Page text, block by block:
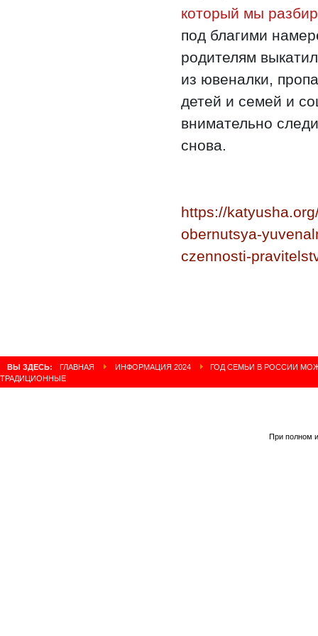
который мы
под благими
родителям
из ювеналки,
детей и семей и
внимательно
снова.
https://
obernutsya-
czennosti-
ВЫ ЗДЕСЬ: ГЛАВНАЯ ИНФОРМАЦИЯ 2024
ГОД СЕМЬИ В РОССИИ
ТРАДИЦИОННЫЕ
При полном